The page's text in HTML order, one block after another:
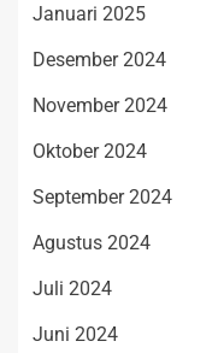
Januari 2025
Desember 2024
November 2024
Oktober 2024
September 2024
Agustus 2024
Juli 2024
Juni 2024